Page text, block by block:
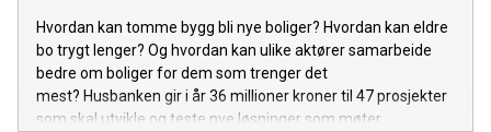
Hvordan kan tomme bygg bli nye boliger? Hvordan kan eldre
bo trygt lenger? Og hvordan kan ulike aktører samarbeide
bedre om boliger for dem som trenger det
mest? Husbanken gir i år 36 millioner kroner til 47 prosjekter
som skal utvikle og teste nye løsninger som møter